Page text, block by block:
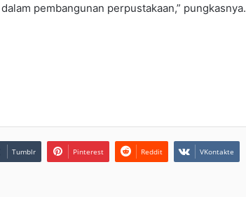
pembangunan perpustakaan,” pungkasnya.
Tumblr Pinterest Reddit VKontakte